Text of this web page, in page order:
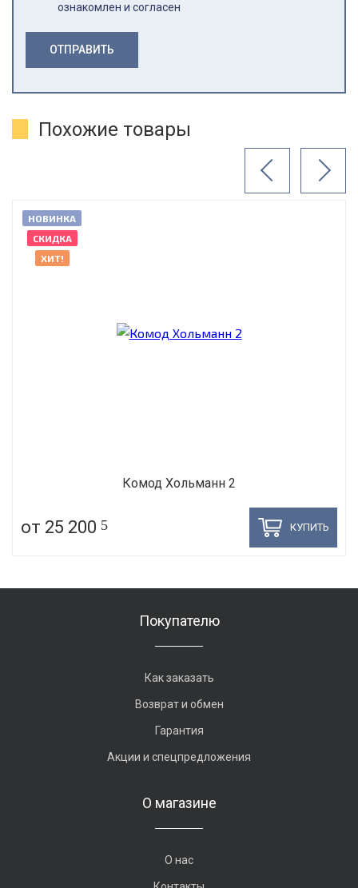
ознакомлен и согласен
ОТПРАВИТЬ
Похожие товары
НОВИНКА
СКИДКА
ХИТ!
Комод Хольманн 2
от 25 200 5 КУПИТЬ
Покупателю
Как заказать
Возврат и обмен
Гарантия
Акции и спецпредложения
О магазине
О нас